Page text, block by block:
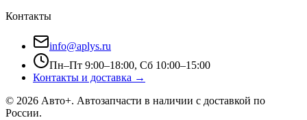
Контакты
info@aplys.ru
Пн–Пт 9:00–18:00, Сб 10:00–15:00
Контакты и доставка →
© 2026 Авто+. Автозапчасти в наличии с доставкой по
России.